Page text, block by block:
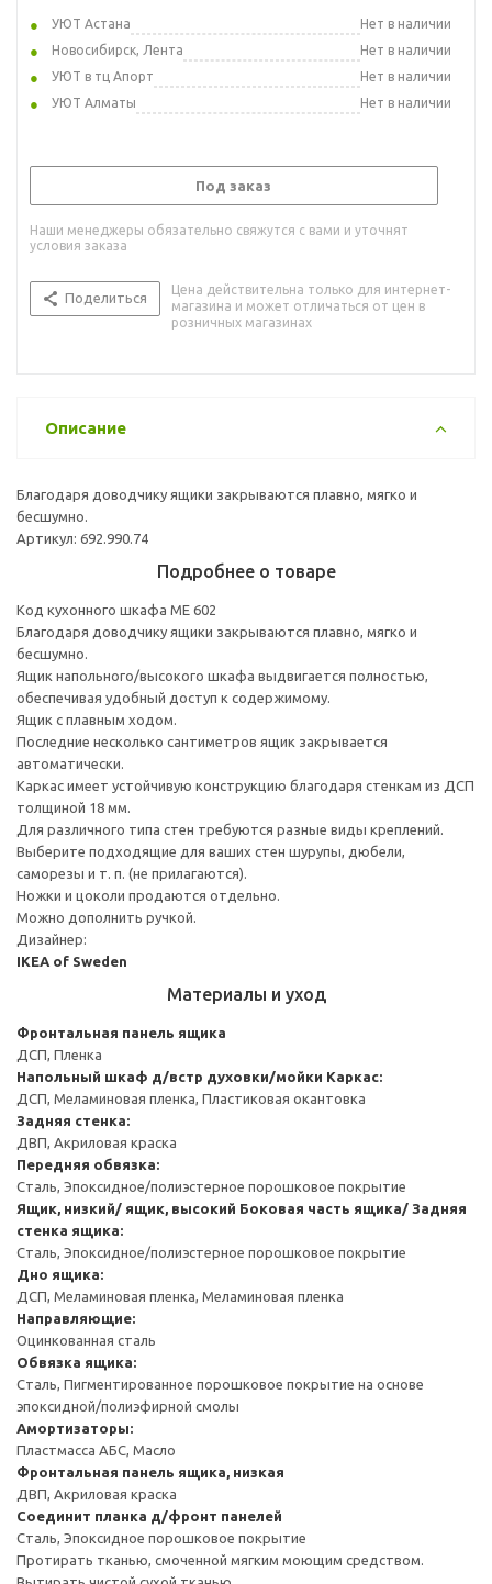
УЮТ Астана
Нет в наличии
Новосибирск, Лента
Нет в наличии
УЮТ в тц Апорт
Нет в наличии
УЮТ Алматы
Нет в наличии
Под заказ
Наши менеджеры обязательно свяжутся с вами и уточнят
условия заказа
Поделиться
Цена действительна только для интернет-
магазина и может отличаться от цен в
розничных магазинах
Описание
Благодаря доводчику ящики закрываются плавно, мягко и
бесшумно.
Артикул: 692.990.74
Подробнее о товаре
Код кухонного шкафа ME 602
Благодаря доводчику ящики закрываются плавно, мягко и
бесшумно.
Ящик напольного/высокого шкафа выдвигается полностью,
обеспечивая удобный доступ к содержимому.
Ящик с плавным ходом.
Последние несколько сантиметров ящик закрывается
автоматически.
Каркас имеет устойчивую конструкцию благодаря стенкам из ДСП
толщиной 18 мм.
Для различного типа стен требуются разные виды креплений.
Выберите подходящие для ваших стен шурупы, дюбели,
саморезы и т. п. (не прилагаются).
Ножки и цоколи продаются отдельно.
Можно дополнить ручкой.
Дизайнер:
IKEA of Sweden
Материалы и уход
Фронтальная панель ящика
ДСП, Пленка
Напольный шкаф д/встр духовки/мойки Каркас:
ДСП, Меламиновая пленка, Пластиковая окантовка
Задняя стенка:
ДВП, Акриловая краска
Передняя обвязка:
Сталь, Эпоксидное/полиэстерное порошковое покрытие
Ящик, низкий/ ящик, высокий Боковая часть ящика/ Задняя
стенка ящика:
Сталь, Эпоксидное/полиэстерное порошковое покрытие
Дно ящика:
ДСП, Меламиновая пленка, Меламиновая пленка
Направляющие:
Оцинкованная сталь
Обвязка ящика:
Сталь, Пигментированное порошковое покрытие на основе
эпоксидной/полиэфирной смолы
Амортизаторы:
Пластмасса АБС, Масло
Фронтальная панель ящика, низкая
ДВП, Акриловая краска
Соединит планка д/фронт панелей
Сталь, Эпоксидное порошковое покрытие
Протирать тканью, смоченной мягким моющим средством.